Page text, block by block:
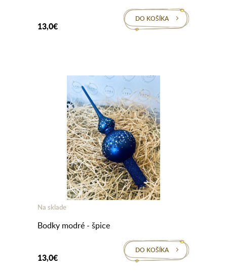
13,0€
DO KOŠÍKA
Na sklade
Bodky modré - špice
13,0€
DO KOŠÍKA